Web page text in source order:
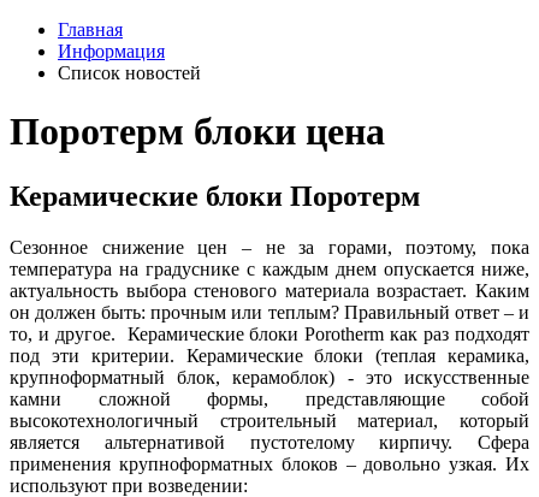
Главная
Информация
Список новостей
Поротерм блоки цена
Керамические блоки Поротерм
Сезонное снижение цен – не за горами, поэтому, пока
температура на градуснике с каждым днем опускается ниже,
актуальность выбора стенового материала возрастает. Каким
он должен быть: прочным или теплым? Правильный ответ – и
то, и другое. Керамические блоки Porotherm как раз подходят
под эти критерии. Керамические блоки (теплая керамика,
крупноформатный блок, керамоблок) - это искусственные
камни сложной формы, представляющие собой
высокотехнологичный строительный материал, который
является альтернативой пустотелому кирпичу. Сфера
применения крупноформатных блоков – довольно узкая. Их
используют при возведении: